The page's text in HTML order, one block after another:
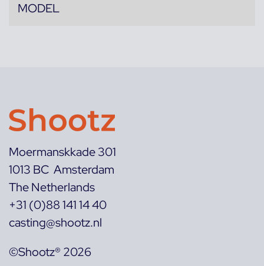
MODEL
Moermanskkade 301
1013 BC Amsterdam
The Netherlands
+31 (0)88 141 14 40
casting@shootz.nl
©Shootz® 2026